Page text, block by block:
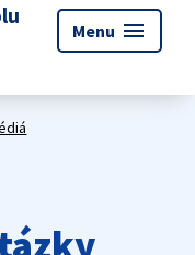
Menu menu